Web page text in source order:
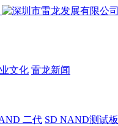
文化 雷龙新闻
二代 SD NAND测试板